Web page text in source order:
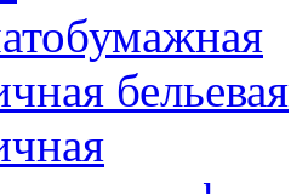
бельевая